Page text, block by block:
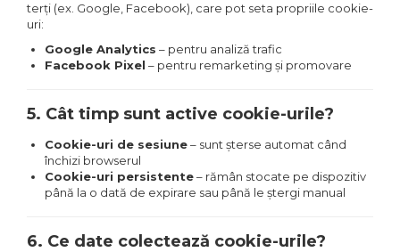
terți (ex. Google, Facebook), care pot seta propriile cookie-
uri:
Google Analytics – pentru analiză trafic
Facebook Pixel – pentru remarketing și promovare
5. Cât timp sunt active cookie-urile?
Cookie-uri de sesiune– sunt șterse automat când
închizi browserul
Cookie-uri persistente– rămân stocate pe dispozitiv
până la o dată de expirare sau până le ștergi manual
6. Ce date colectează cookie-urile?